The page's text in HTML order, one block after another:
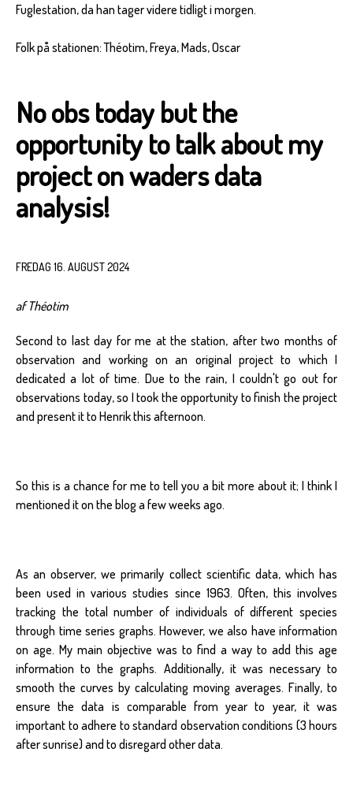
Fuglestation, da han tager videre tidligt i morgen.
Folk på stationen: Théotim, Freya, Mads, Oscar
No obs today but the
opportunity to talk about my
project on waders data
analysis!
FREDAG 16. AUGUST 2024
af Théotim
Second to last day for me at the station, after two months of
observation and working on an original project to which I
dedicated a lot of time. Due to the rain, I couldn't go out for
observations today, so I took the opportunity to finish the project
and present it to Henrik this afternoon.
So this is a chance for me to tell you a bit more about it; I think I
mentioned it on the blog a few weeks ago.
As an observer, we primarily collect scientific data, which has
been used in various studies since 1963. Often, this involves
tracking the total number of individuals of different species
through time series graphs. However, we also have information
on age. My main objective was to find a way to add this age
information to the graphs. Additionally, it was necessary to
smooth the curves by calculating moving averages. Finally, to
ensure the data is comparable from year to year, it was
important to adhere to standard observation conditions (3 hours
after sunrise) and to disregard other data.